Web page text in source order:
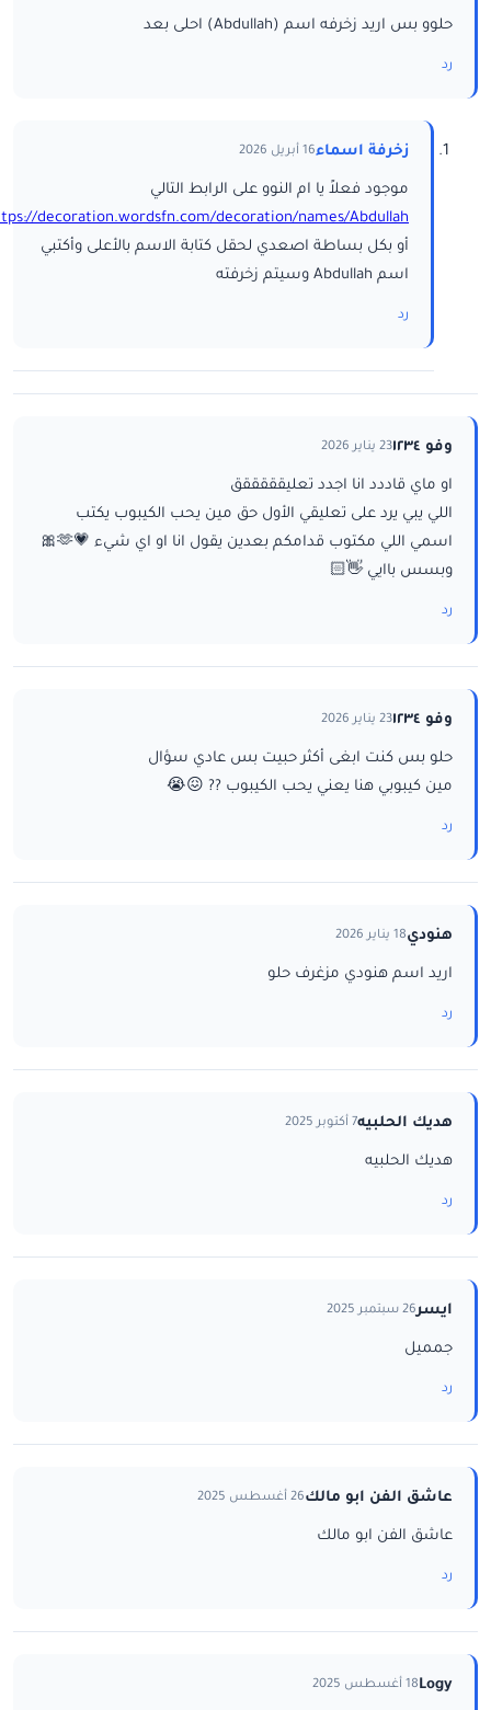
حلوو بس اريد زخرفه اسم (Abdullah) احلى بعد
رد
زخرفة اسماء16 أبريل 2026
موجود فعلاً يا ام النوو على الرابط التالي
decoration.wordsfn.com/decoration/names/Abdullah/
أو بكل بساطة اصعدي لحقل كتابة الاسم بالأعلى وأكتبي
اسم Abdullah وسيتم زخرفته
رد
وفو ١٢٣٤ 23 يناير 2026
او ماي قاددد انا اجدد تعليقققققق
اللي يبي يرد على تعليقي الأول حق مين يحب الكيبوب يكتب
اسمي اللي مكتوب قدامكم بعدين يقول انا او اي شيء 💗🫶🎀
وبسس باايي 👋🏻
رد
وفو ١٢٣٤ 23 يناير 2026
حلو بس كنت ابغى أكثر حبيت بس عادي سؤال
مين كيبوبي هنا يعني يحب الكيبوب ?? 😖😭
رد
هنودي18 يناير 2026
اريد اسم هنودي مزغرف حلو
رد
هديك الحلبيه7 أكتوبر 2025
هديك الحلبيه
رد
ايسر26 سبتمبر 2025
جمميل
رد
عاشق الفن ابو مالك26 أغسطس 2025
عاشق الفن ابو مالك
رد
Logy18 أغسطس 2025